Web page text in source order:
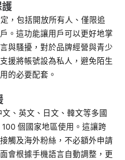
，包括開放所有人、僅限追
。這功能讓用戶可以更好地掌
與騷擾，對於品牌經營與青少
援將帳號設為私人，避免陌生
的必要配套。
、英文、日文、韓文等多國
個國家地區使用。這讓跨
觸及海外粉絲，不必額外申請
會根據手機語言自動調整，更